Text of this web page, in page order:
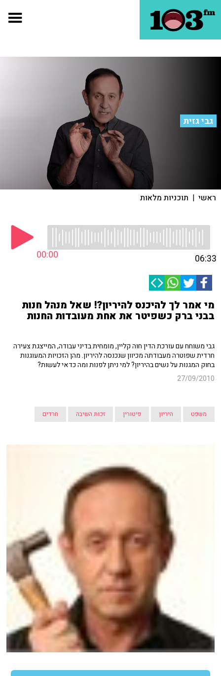
גבי גזית
ראשי | תוכניות מלאות
00:00 06:33
מי אמר לך להיכנס להיריון?! שאל מנהל חנות
בבני ברק כשפיטר את אחת מעובדות החנות
גבי משוחח עם עורכת הדין חוה קליין, מומחית בדיני עבודה, המייצגת צעירה
חרדית שפוטרה מעבודתה מכיוון שנכנסה להיריון. מהן הזכויות המעוגנות
בחוק המגנות על נשים בהיריון? למי ניתן לפנות ומה כדאי לעשות?
27/09/2010
משפט היריון פיטורין זכות השיבה חרדים